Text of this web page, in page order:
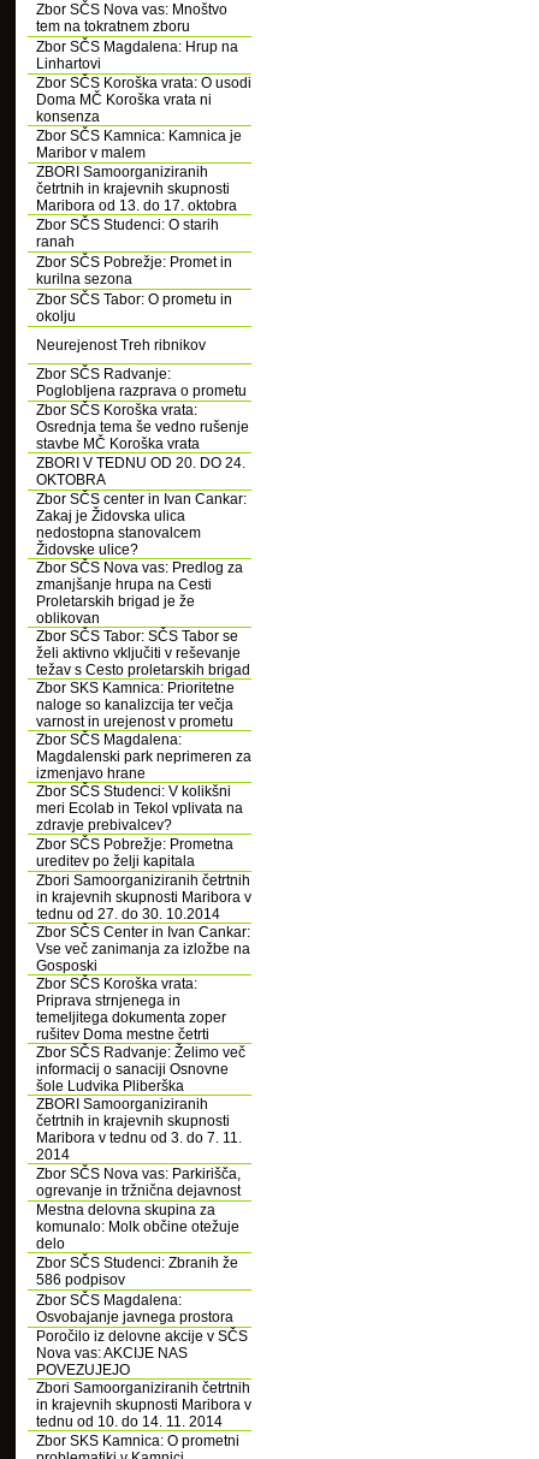
Zbor SČS Nova vas: Mnoštvo
tem na tokratnem zboru
Zbor SČS Magdalena: Hrup na
Linhartovi
Zbor SČS Koroška vrata: O usodi
Doma MČ Koroška vrata ni
konsenza
Zbor SČS Kamnica: Kamnica je
Maribor v malem
ZBORI Samoorganiziranih
četrtnih in krajevnih skupnosti
Maribora od 13. do 17. oktobra
Zbor SČS Studenci: O starih
ranah
Zbor SČS Pobrežje: Promet in
kurilna sezona
Zbor SČS Tabor: O prometu in
okolju
Neurejenost Treh ribnikov
Zbor SČS Radvanje:
Poglobljena razprava o prometu
Zbor SČS Koroška vrata:
Osrednja tema še vedno rušenje
stavbe MČ Koroška vrata
ZBORI V TEDNU OD 20. DO 24.
OKTOBRA
Zbor SČS center in Ivan Cankar:
Zakaj je Židovska ulica
nedostopna stanovalcem
Židovske ulice?
Zbor SČS Nova vas: Predlog za
zmanjšanje hrupa na Cesti
Proletarskih brigad je že
oblikovan
Zbor SČS Tabor: SČS Tabor se
želi aktivno vključiti v reševanje
težav s Cesto proletarskih brigad
Zbor SKS Kamnica: Prioritetne
naloge so kanalizcija ter večja
varnost in urejenost v prometu
Zbor SČS Magdalena:
Magdalenski park neprimeren za
izmenjavo hrane
Zbor SČS Studenci: V kolikšni
meri Ecolab in Tekol vplivata na
zdravje prebivalcev?
Zbor SČS Pobrežje: Prometna
ureditev po želji kapitala
Zbori Samoorganiziranih četrtnih
in krajevnih skupnosti Maribora v
tednu od 27. do 30. 10.2014
Zbor SČS Center in Ivan Cankar:
Vse več zanimanja za izložbe na
Gosposki
Zbor SČS Koroška vrata:
Priprava strnjenega in
temeljitega dokumenta zoper
rušitev Doma mestne četrti
Zbor SČS Radvanje: Želimo več
informacij o sanaciji Osnovne
šole Ludvika Pliberška
ZBORI Samoorganiziranih
četrtnih in krajevnih skupnosti
Maribora v tednu od 3. do 7. 11.
2014
Zbor SČS Nova vas: Parkirišča,
ogrevanje in tržnična dejavnost
Mestna delovna skupina za
komunalo: Molk občine otežuje
delo
Zbor SČS Studenci: Zbranih že
586 podpisov
Zbor SČS Magdalena:
Osvobajanje javnega prostora
Poročilo iz delovne akcije v SČS
Nova vas: AKCIJE NAS
POVEZUJEJO
Zbori Samoorganiziranih četrtnih
in krajevnih skupnosti Maribora v
tednu od 10. do 14. 11. 2014
Zbor SKS Kamnica: O prometni